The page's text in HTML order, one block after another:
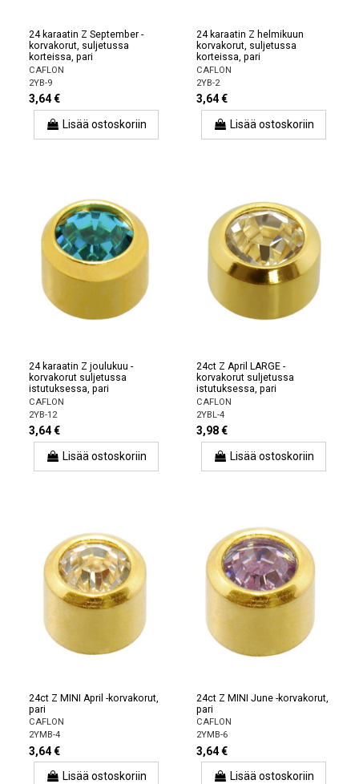
24 karaatin Z September -
korvakorut, suljetussa
korteissa, pari
CAFLON
2YB-9
3,64 €
Lisää ostoskoriin
24 karaatin Z helmikuun
korvakorut, suljetussa
korteissa, pari
CAFLON
2YB-2
3,64 €
Lisää ostoskoriin
24 karaatin Z joulukuu -
korvakorut suljetussa
istutuksessa, pari
CAFLON
2YB-12
3,64 €
Lisää ostoskoriin
24ct Z April LARGE -
korvakorut suljetussa
istutuksessa, pari
CAFLON
2YBL-4
3,98 €
Lisää ostoskoriin
24ct Z MINI April -korvakorut,
pari
CAFLON
2YMB-4
3,64 €
Lisää ostoskoriin
24ct Z MINI June -korvakorut,
pari
CAFLON
2YMB-6
3,64 €
Lisää ostoskoriin